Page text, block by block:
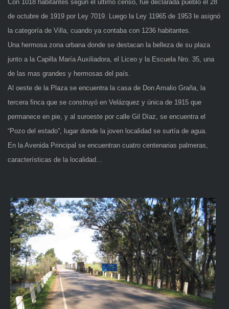
Con 1018 habitantes según el ultimo censo, fue declarada pueblo el 28
de octubre de 1919 por Ley 7019. Luego la Ley 11965 de 1953 le asignó
la categoría de Villa, cuando ya contaba con 1236 habitantes.
Una hermosa zona urbana donde se destacan la belleza de su plaza
junto a la Capilla María Auxiliadora, el Liceo y la Escuela Nro. 35, una
de las mas grandes y hermosas del país.
Al oeste de la Plaza se encuentra la casa de Don Amalio Graña, la
tercera finca que se construyó en Velázquez y única de 1915 que
permanece en pie, y al suroeste por calle Gil Díaz, se encuentra el
“Pozo del estado”, lugar donde la joven localidad se surtía de agua.
En la Avenida Principal se encuentran cuatro centenarias palmeras,
características de la localidad...